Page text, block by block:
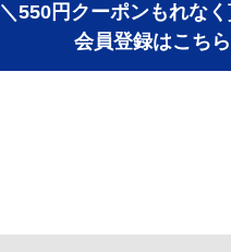
＼550円クーポンもれな
会員登録はこちら